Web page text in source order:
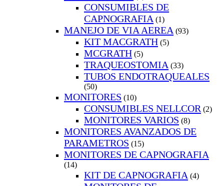
CONSUMIBLES DE
CAPNOGRAFIA (1)
MANEJO DE VIA AEREA (93)
KIT MACGRATH (5)
MCGRATH (5)
TRAQUEOSTOMIA (33)
TUBOS ENDOTRAQUEALES
(50)
MONITORES (10)
CONSUMIBLES NELLCOR (2)
MONITORES VARIOS (8)
MONITORES AVANZADOS DE
PARAMETROS (15)
MONITORES DE CAPNOGRAFIA
(14)
KIT DE CAPNOGRAFIA (4)